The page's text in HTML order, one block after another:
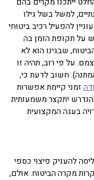
למשל בשל גילו
להפעיל רכיב ביטוחי
על תקופת הזמן בה
שבגינו הוא לא
על פי רוב, תהיה זו
חשוב לדעת כי,
זמני קיימת אפשרות
יתקצר משמעותית
בעגה המקצועית
להעניק פיצוי כספי
מקרה הביטוח. אולם,